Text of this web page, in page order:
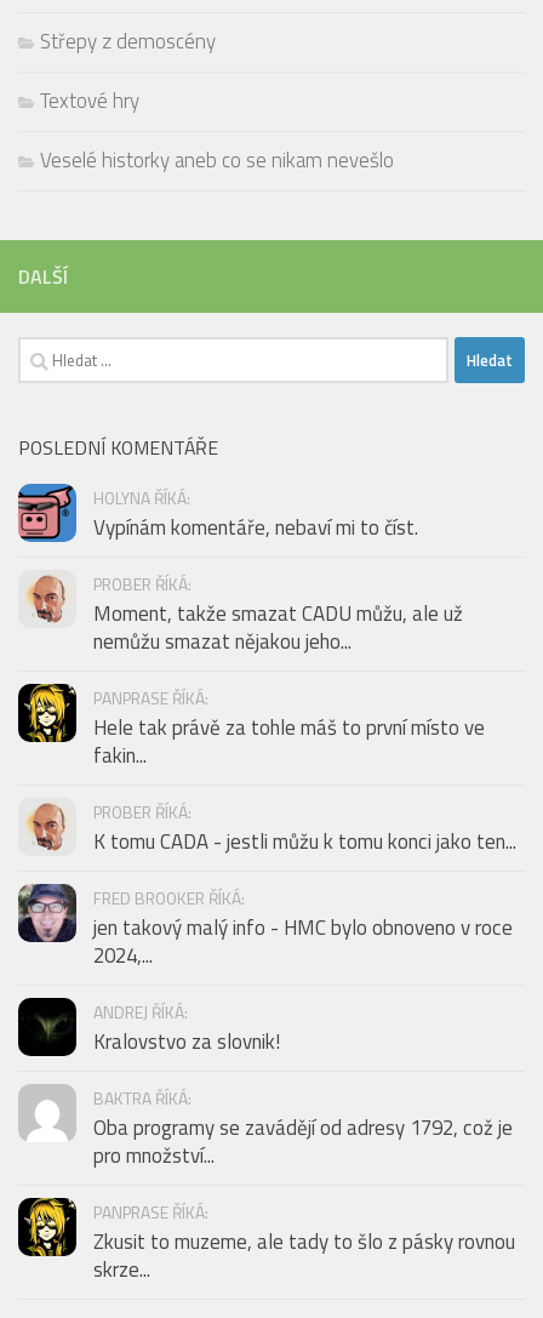
Střepy z demoscény
Textové hry
Veselé historky aneb co se nikam nevešlo
DALŠÍ
Vyhledávání
POSLEDNÍ KOMENTÁŘE
HOLYNA ŘÍKÁ:
Vypínám komentáře, nebaví mi to číst.
PROBER ŘÍKÁ:
Moment, takže smazat CADU můžu, ale už
nemůžu smazat nějakou jeho...
PANPRASE ŘÍKÁ:
Hele tak právě za tohle máš to první místo ve
fakin...
PROBER ŘÍKÁ:
K tomu CADA - jestli můžu k tomu konci jako ten...
FRED BROOKER ŘÍKÁ:
jen takový malý info - HMC bylo obnoveno v roce
2024,...
ANDREJ ŘÍKÁ:
Kralovstvo za slovnik!
BAKTRA ŘÍKÁ:
Oba programy se zavádějí od adresy 1792, což je
pro množství...
PANPRASE ŘÍKÁ:
Zkusit to muzeme, ale tady to šlo z pásky rovnou
skrze...